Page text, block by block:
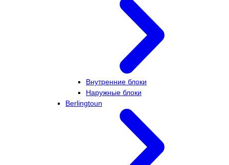
Внутренние блоки
Наружные блоки
Berlingtoun